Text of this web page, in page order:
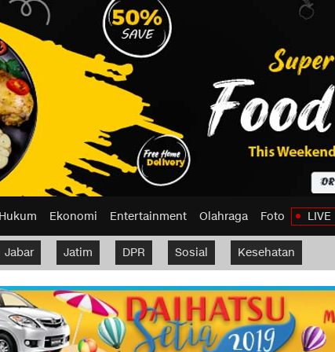
Hukum Ekonomi Entertainment Olahraga Foto LIVE
Jabar Jatim DPR Sosial Kesehatan